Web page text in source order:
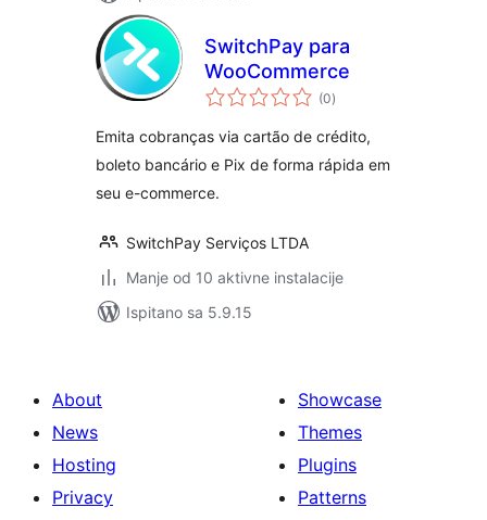
SwitchPay para
WooCommerce
(0ukupna
ocijena
)
Emita cobranças via cartão de crédito,
boleto bancário e Pix de forma rápida em
seu e-commerce.
SwitchPay Serviços LTDA
Manje od 10 aktivne instalacije
Ispitano sa 5.9.15
About
News
Hosting
Privacy
Showcase
Themes
Plugins
Patterns